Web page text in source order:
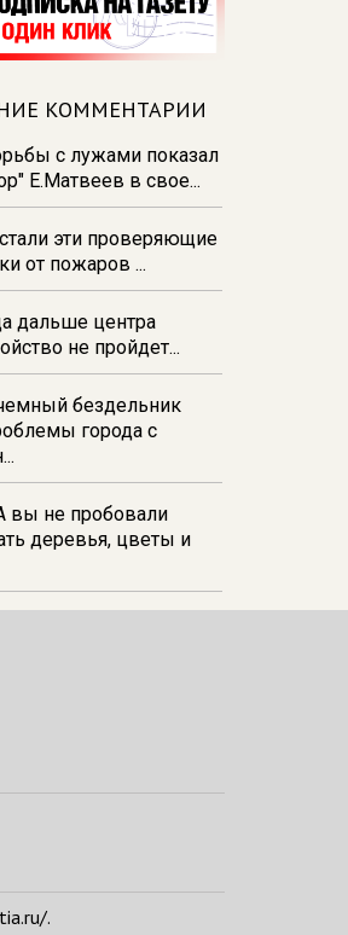
рассказали о
для выгула
на мину 72-
погиб в Курском
смогут наблюдать
в телескоп
КОММЕНТАРИИ
с лужами показал
Е.Матвеев в свое...
эти проверяющие
от пожаров ...
дальше центра
не пройдет...
бездельник
города с
вы не пробовали
деревья, цветы и
.